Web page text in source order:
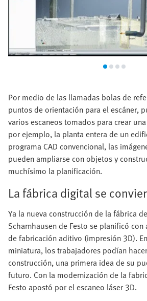
Por medio de las llamadas bolas de
puntos de orientación para el escáner,
varios escaneos tomados para crear
por ejemplo, la planta entera de un
programa CAD convencional, las
pueden ampliarse con objetos y
muchísimo la planificación.
La fábrica digital se
Ya la nueva construcción de la fábrica
Scharnhausen de Festo se planificó
de fabricación aditivo (impresión 3D).
miniatura, los trabajadores podían
construcción, una primera idea de su
futuro. Con la modernización de la
Festo apostó por el escaneo láser 3D.